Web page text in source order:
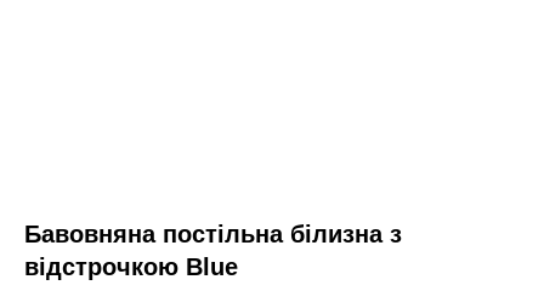
Бавовняна постільна білизна з
відстрочкою Blue